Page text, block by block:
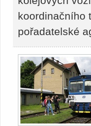
koordinačního
pořadatelské